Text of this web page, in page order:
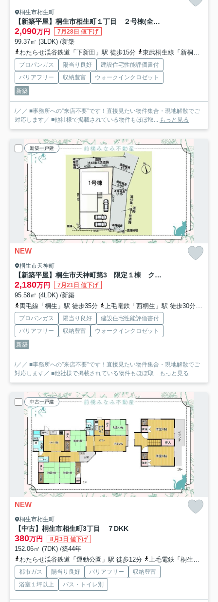
桐生市相生町
【新築平屋】桐生市相生町１丁目 ２号棟(全２棟) ブルーミングガーデン 新築建売分譲
2,090万円 7月28日 値下げ
99.37㎡ (3LDK) /新築
わたらせ渓谷鉄道「下新田」駅 徒歩15分
東武桐生線「新桐生」駅 徒歩17分
プロパンガス 陽当り良好
建設住宅性能評価書付
バリアフリー
収納豊富
ウォークインクロゼット
新築
/／／ ■事務所への”来店不要”です！直接見たい物件集合・現地解散でご
対応します／ ■他社様で掲載されている物件もほぼ取... もっと見る
新築一戸建
NEW
桐生市天神町
【新築平屋】桐生市天神町第3 限定１棟 クレイドルガーデン 新築建売
2,180万円 7月21日 値下げ
95.58㎡ (4LDK) /新築
両毛線「桐生」駅 徒歩35分
上毛電鉄「西桐生」駅 徒歩30分
プロパンガス 陽当り良好
建設住宅性能評価書付
バリアフリー
収納豊富
ウォークインクロゼット
新築
/／／ ■事務所への”来店不要”です！直接見たい物件集合・現地解散でご
対応します／ ■他社様で掲載されている物件もほぼ取... もっと見る
中古一戸建
NEW
桐生市相生町
【中古】桐生市相生町3丁目 ７DKK
380万円 8月3日 値下げ
152.06㎡ (7DK) /築44年
わたらせ渓谷鉄道「運動公園」駅 徒歩12分
上毛電鉄「桐生球場前」駅 徒歩15分
都市ガス 陽当り良好 バリアフリー
収納豊富
浴室１坪以上
バス・トイレ別